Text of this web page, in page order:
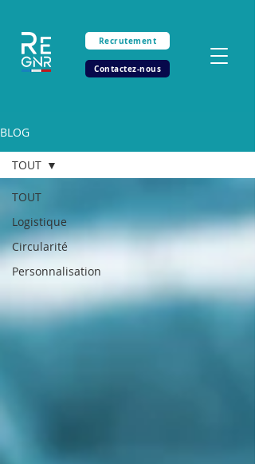
Recrutement
Contactez-nous
BLOG
TOUT
Logistique
Circularité
Personnalisation
TOUT